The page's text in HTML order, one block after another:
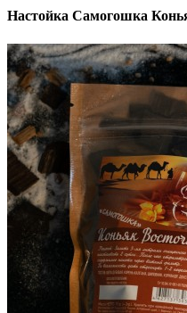
Настойка Самогошка